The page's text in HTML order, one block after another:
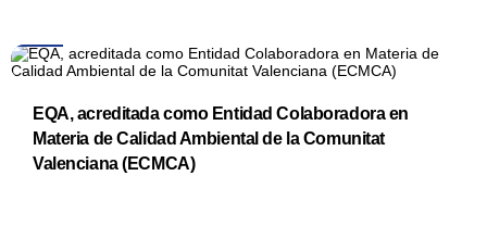
EQA, acreditada como Entidad Colaboradora en
Materia de Calidad Ambiental de la Comunitat
Valenciana (ECMCA)